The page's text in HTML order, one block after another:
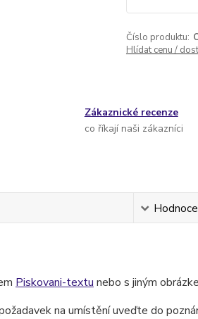
Číslo produktu:
Hlídat cenu /
Zákaznické recenze
co říkají naši zákazníci
Piskovani-textu nebo s jiným
na umístění uveďte do